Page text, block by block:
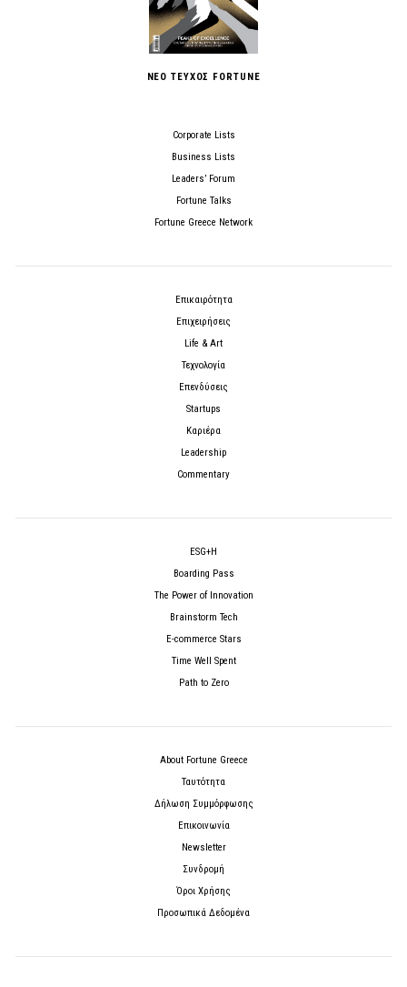
ΝΕΟ ΤΕΥΧΟΣ FORTUNE
Corporate Lists
Business Lists
Leaders’ Forum
Fortune Talks
Fortune Greece Network
Επικαιρότητα
Επιχειρήσεις
Life & Art
Τεχνολογία
Επενδύσεις
Startups
Καριέρα
Leadership
Commentary
ESG+H
Boarding Pass
The Power of Innovation
Brainstorm Tech
E-commerce Stars
Time Well Spent
Path to Zero
About Fortune Greece
Ταυτότητα
Δήλωση Συμμόρφωσης
Επικοινωνία
Newsletter
Συνδρομή
Όροι Χρήσης
Προσωπικά Δεδομένα